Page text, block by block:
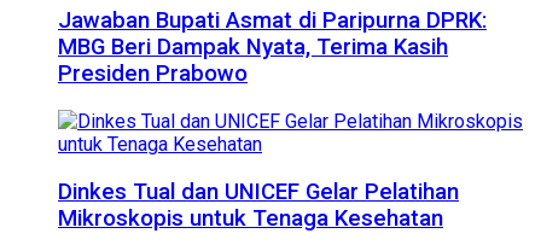
Jawaban Bupati Asmat di Paripurna DPRK:
MBG Beri Dampak Nyata, Terima Kasih
Presiden Prabowo
Dinkes Tual dan UNICEF Gelar Pelatihan
Mikroskopis untuk Tenaga Kesehatan